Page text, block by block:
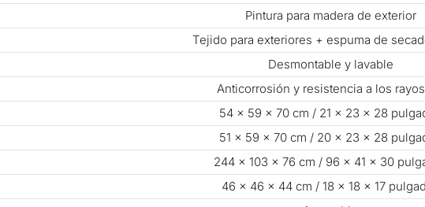
Pintura para madera de exterior
Tejido para exteriores + espuma de
Desmontable y lavable
Anticorrosión y resistencia a los
54 × 59 × 70 cm / 21 × 23 × 28
51 × 59 × 70 cm / 20 × 23 × 28
244 × 103 × 76 cm / 96 × 41 × 30
46 × 46 × 44 cm / 18 × 18 × 17